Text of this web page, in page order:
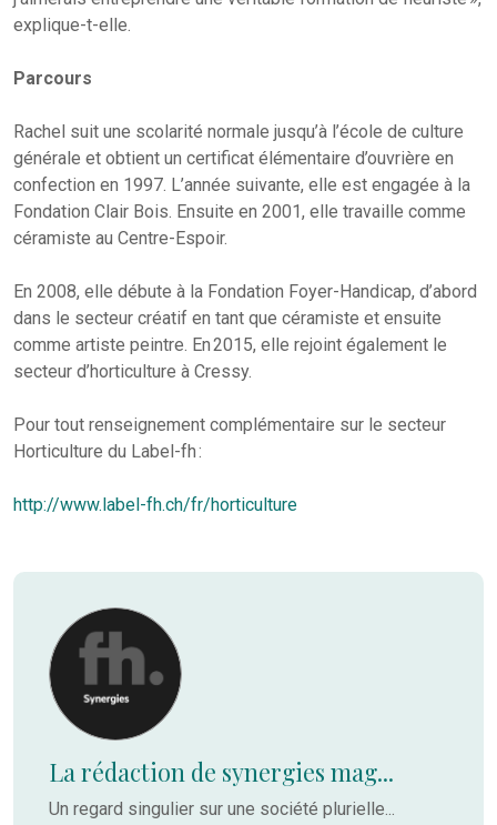
explique-t-elle.
Parcours
Rachel suit une scolarité normale jusqu’à l’école de culture
générale et obtient un certificat élémentaire d’ouvrière en
confection en 1997. L’année suivante, elle est engagée à la
Fondation Clair Bois. Ensuite en 2001, elle travaille comme
céramiste au Centre-Espoir.
En 2008, elle débute à la Fondation Foyer-Handicap, d’abord
dans le secteur créatif en tant que céramiste et ensuite
comme artiste peintre. En 2015, elle rejoint également le
secteur d’horticulture à Cressy.
Pour tout renseignement complémentaire sur le secteur
Horticulture du Label-fh :
http://www.label-fh.ch/fr/horticulture
La rédaction de synergies mag...
Un regard singulier sur une société plurielle...